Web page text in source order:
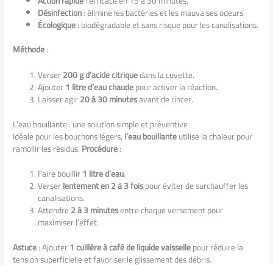
Désinfection: élimine les bactéries et les mauvaises odeurs.
Écologique: biodégradable et sans risque pour les canalisations.
Méthode:
Verser200 g d’acide citriquedans la cuvette.
Ajouter1 litre d’eau chaudepour activer la réaction.
Laisser agir20 à 30 minutesavant de rincer.
L’eau bouillante : une solution simple et préventive
Idéale pour les bouchons légers,l’eau bouillanteutilise la chaleur pour
ramollir les résidus.Procédure:
Faire bouillir1 litre d’eau.
Verserlentement en 2 à 3 foispour éviter de surchauffer les
canalisations.
Attendre2 à 3 minutesentre chaque versement pour
maximiser l’effet.
Astuce: Ajouter1 cuillère à café de liquide vaissellepour réduire la
tension superficielle et favoriser le glissement des débris.